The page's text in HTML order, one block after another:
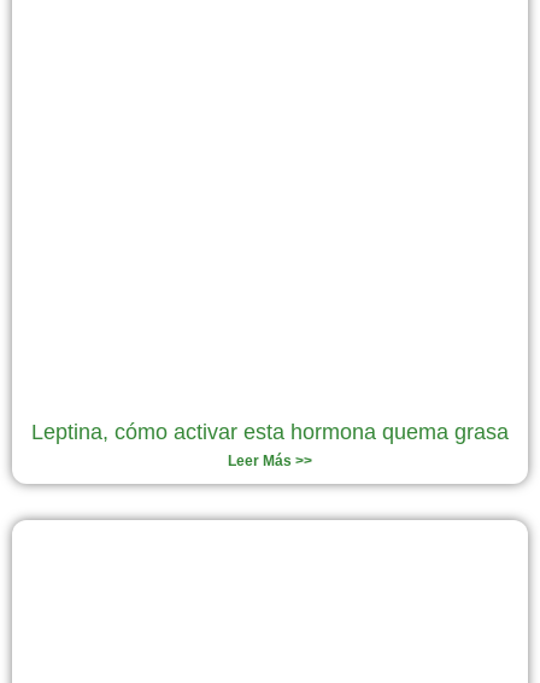
Leptina, cómo activar esta hormona quema grasa
Leer Más >>